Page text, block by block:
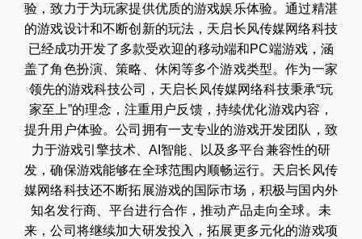
验，致力于为玩家提供优质的游戏娱乐体验。通过精湛
的游戏设计和不断创新的玩法，天启长风传媒网络科技
已经成功开发了多款受欢迎的移动端和PC端游戏，涵
盖了角色扮演、策略、休闲等多个游戏类型。作为一家
领先的游戏科技公司，天启长风传媒网络科技秉承“玩
家至上”的理念，注重用户反馈，持续优化游戏内容，
提升用户体验。公司拥有一支专业的游戏开发团队，致
力于游戏引擎技术、AI智能、以及多平台兼容性的研
发，确保游戏能够在全球范围内顺畅运行。天启长风传
媒网络科技还不断拓展游戏的国际市场，积极与国内外
知名发行商、平台进行合作，推动产品走向全球。未
来，公司将继续加大研发投入，拓展更多元化的游戏项